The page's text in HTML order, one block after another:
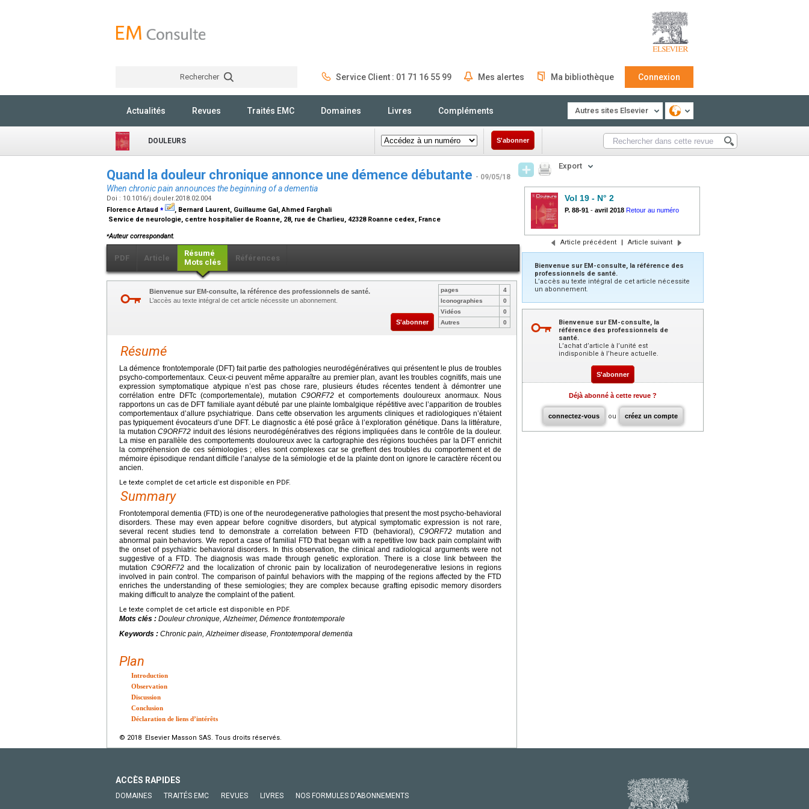
Rechercher Service Client : 01 71 16 55 99 Mes alertes Ma bibliothèque Connexion
Actualités Revues Traités EMC Domaines Livres Compléments Autres sites Elsevier
DOULEURS S'abonner
Quand la douleur chronique annonce une démence débutante - 09/05/18
When chronic pain announces the beginning of a dementia
Doi : 10.1016/j.douler.2018.02.004
Florence Artaud ⁎
, Bernard Laurent, Guillaume Gal, Ahmed Farghali
Service de neurologie, centre hospitalier de Roanne, 28, rue de Charlieu, 42328 Roanne cedex, France
⁎Auteur correspondant.
PDF Article
Résumé
Mots clés
Références
Bienvenue sur EM-consulte, la référence des professionnels de santé.
L’accès au texte intégral de cet article nécessite un abonnement.
S'abonner
pages
4
Iconographies
0
Vidéos
0
Autres
0
Résumé
La démence frontotemporale (DFT) fait partie des pathologies neurodégénératives qui présentent le plus de troubles
psycho-comportementaux. Ceux-ci peuvent même apparaître au premier plan, avant les troubles cognitifs, mais une
expression symptomatique atypique n’est pas chose rare, plusieurs études récentes tendent à démontrer une
corrélation entre DFTc (comportementale), mutation C9ORF72 et comportements douloureux anormaux. Nous
rapportons un cas de DFT familiale ayant débuté par une plainte lombalgique répétitive avec l’apparition de troubles
comportementaux d’allure psychiatrique. Dans cette observation les arguments cliniques et radiologiques n’étaient
pas typiquement évocateurs d’une DFT. Le diagnostic a été posé grâce à l’exploration génétique. Dans la littérature,
la mutationC9ORF72 induit des lésions neurodégénératives des régions impliquées dans le contrôle de la douleur.
La mise en parallèle des comportements douloureux avec la cartographie des régions touchées par la DFT enrichit
la compréhension de ces sémiologies ; elles sont complexes car se greffent des troubles du comportement et de
mémoire épisodique rendant difficile l’analyse de la sémiologie et de la plainte dont on ignore le caractère récent ou
ancien.
Le texte complet de cet article est disponible en PDF.
Summary
Frontotemporal dementia (FTD) is one of the neurodegenerative pathologies that present the most psycho-behavioral
disorders. These may even appear before cognitive disorders, but atypical symptomatic expression is not rare,
several recent studies tend to demonstrate a correlation between FTD (behavioral), C9ORF72mutation and
abnormal pain behaviors. We report a case of familial FTD that began with a repetitive low back pain complaint with
the onset of psychiatric behavioral disorders. In this observation, the clinical and radiological arguments were not
suggestive of a FTD. The diagnosis was made through genetic exploration. There is a close link between the
mutation C9ORF72and the localization of chronic pain by localization of neurodegenerative lesions in regions
involved in pain control. The comparison of painful behaviors with the mapping of the regions affected by the FTD
enriches the understanding of these semiologies; they are complex because grafting episodic memory disorders
making difficult to analyze the complaint of the patient.
Le texte complet de cet article est disponible en PDF.
Mots clés : Douleur chronique, Alzheimer, Démence frontotemporale
Keywords : Chronic pain, Alzheimer disease, Frontotemporal dementia
Plan
Introduction
Observation
Discussion
Conclusion
Déclaration de liens d’intérêts
© 2018 Elsevier Masson SAS. Tous droits réservés.
Export
Vol 19 - N° 2
P. 88-91 - avril 2018 Retour au numéro
Article précédent | Article suivant
Bienvenue sur EM-consulte, la référence des
professionnels de santé.
L’accès au texte intégral de cet article nécessite
un abonnement.
Bienvenue sur EM-consulte, la
référence des professionnels de
santé.
L’achat d’article à l’unité est
indisponible à l’heure actuelle.
S'abonner
Déjà abonné à cette revue ?
connectez-vous ou créez un compte
ACCÈS RAPIDES
DOMAINES TRAITÉS EMC REVUES LIVRES NOS FORMULES D'ABONNEMENTS